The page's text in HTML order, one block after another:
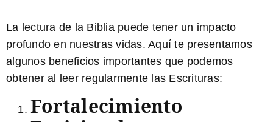
La lectura de la Biblia puede tener un impacto
profundo en nuestras vidas. Aquí te presentamos
algunos beneficios importantes que podemos
obtener al leer regularmente las Escrituras:
Fortalecimiento